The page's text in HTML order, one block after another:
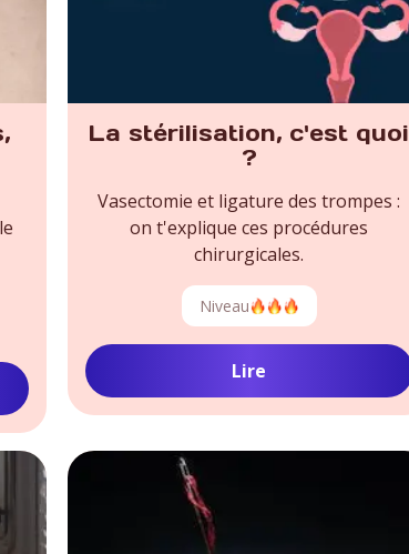
La stérilisation, c'est quoi
?
Vasectomie et ligature des trompes :
on t'explique ces procédures
chirurgicales.
Niveau
Lire